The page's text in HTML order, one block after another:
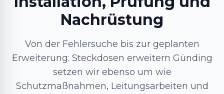
Nachrüstung
Von der Fehlersuche bis zur geplanten
Erweiterung: Steckdosen erweitern Günding
setzen wir ebenso um wie
Schutzmaßnahmen, Leitungsarbeiten und